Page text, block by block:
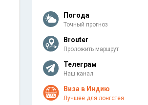
Погода
Точный прогноз
Brouter
Проложить маршрут
Телеграм
Наш канал
Виза в Индию
Лучшее для лонгстея